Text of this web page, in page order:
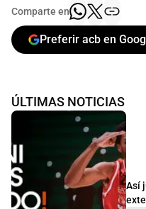
Comparte en
Preferir acb en
ÚLTIMAS NOTICIAS
Así